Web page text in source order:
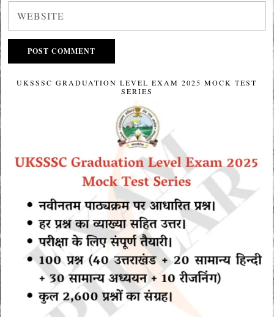
UKSSSC GRADUATION LEVEL EXAM 2025 MOCK TEST
SERIES